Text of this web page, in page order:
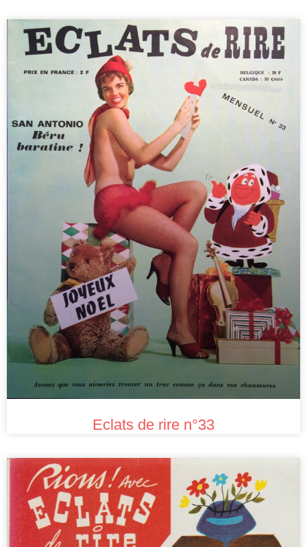
Eclats de rire n°33